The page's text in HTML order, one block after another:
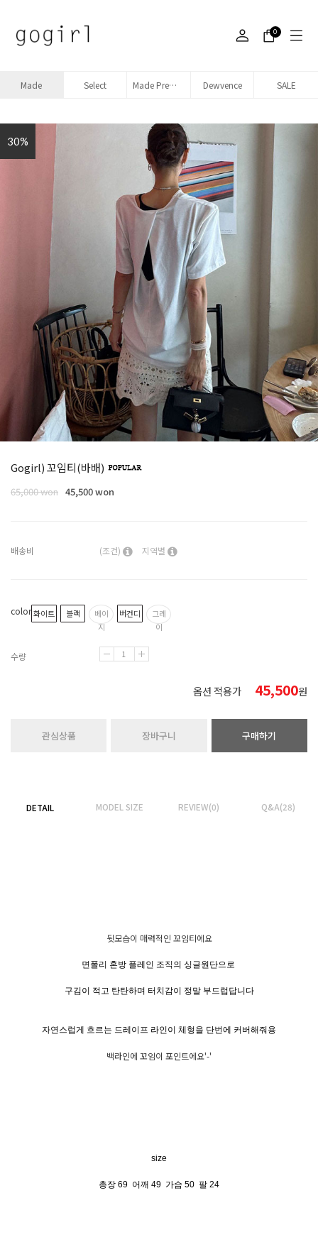
0
Made Select Made Premium denim Dewvence SALE
30%
Gogirl) 꼬임티(바배)
65,000 won 45,500 won
배송비 (조건) 지역별
color화이트 블랙
베이
지
버건디
그레
이
수량
옵션 적용가 45,500원
관심상품 장바구니 구매하기
DETAIL MODEL SIZE REVIEW(0) Q&A(28)
뒷모습이 매력적인 꼬임티에요
면폴리 혼방 플레인 조직의 싱글원단으로
구김이 적고 탄탄하며 터치감이 정말 부드럽답니다
자연스럽게 흐르는 드레이프 라인이 체형을 단번에 커버해줘용
백라인에 꼬임이 포인트에요'-'
size
총장 69 어깨 49 가슴 50 팔 24